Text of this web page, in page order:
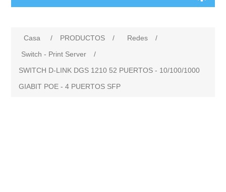
Casa / PRODUCTOS / Redes
/
Switch - Print Server
/
SWITCH D-LINK DGS 1210 52 PUERTOS - 10/100/1000
GIABIT POE - 4 PUERTOS SFP